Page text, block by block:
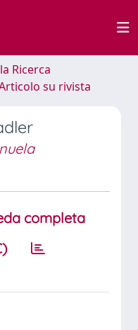
Ricerca
su rivista
completa